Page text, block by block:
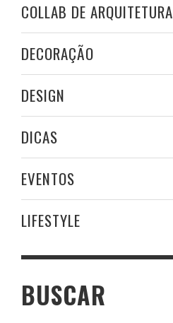
COLLAB DE ARQUITETURA
DECORAÇÃO
DESIGN
DICAS
EVENTOS
LIFESTYLE
BUSCAR